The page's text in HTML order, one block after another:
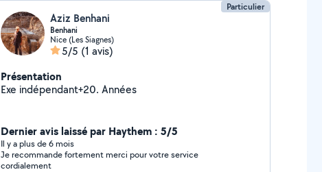
Particulier
Aziz Benhani
Benhani
Nice (Les Siagnes)
5/5 (1 avis)
Présentation
Exe indépendant+20. Années
Dernier avis laissé par Haythem : 5/5
Il y a plus de 6 mois
Je recommande fortement merci pour votre service
cordialement